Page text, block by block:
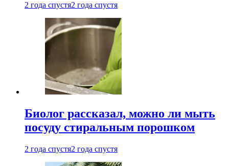
2 года спустя2 года спустя
Биолог рассказал, можно ли мыть
посуду стиральным порошком
2 года спустя2 года спустя